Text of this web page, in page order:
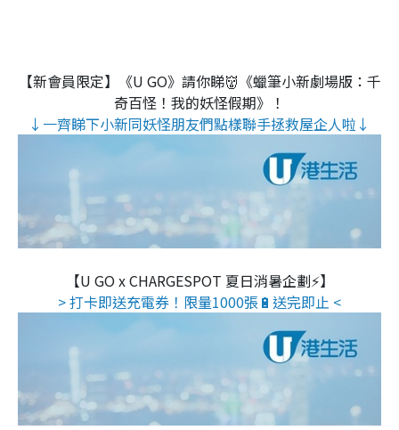
【新會員限定】《U GO》請你睇👹《蠟筆小新劇場版：千
奇百怪！我的妖怪假期》！
↓一齊睇下小新同妖怪朋友們點樣聯手拯救屋企人啦↓
【U GO x CHARGESPOT 夏日消暑企劃⚡】
> 打卡即送充電券！限量1000張🔋送完即止 <